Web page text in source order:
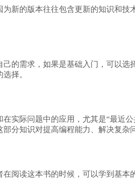
新的版本往往包含更新的知识和
的需求，如果是基础入门，可以
择。
实际问题中的应用，尤其是“最近
分知识对提高编程能力、解决复杂
在阅读这本书的时候，可以学到基本